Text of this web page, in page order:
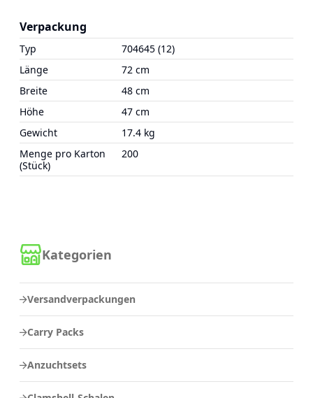
Kategorien
Versandverpackungen
Carry Packs
Anzuchtsets
Verpackung
Typ
704645 (12)
Länge
72 cm
Breite
48 cm
Höhe
47 cm
Gewicht
17.4 kg
Menge pro Karton
(Stück)
200